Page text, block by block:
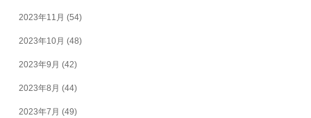
2023年11月 (54)
2023年10月 (48)
2023年9月 (42)
2023年8月 (44)
2023年7月 (49)